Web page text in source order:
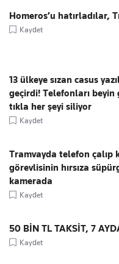
Homeros’u hatırladılar,
Kaydet
13 ülkeye sızan casus
geçirdi! Telefonları
tıkla her şeyi siliyor
Kaydet
Tramvayda telefon çalıp
görevlisinin hırsıza
kamerada
Kaydet
50 BİN TL TAKSİT, 7
Kaydet